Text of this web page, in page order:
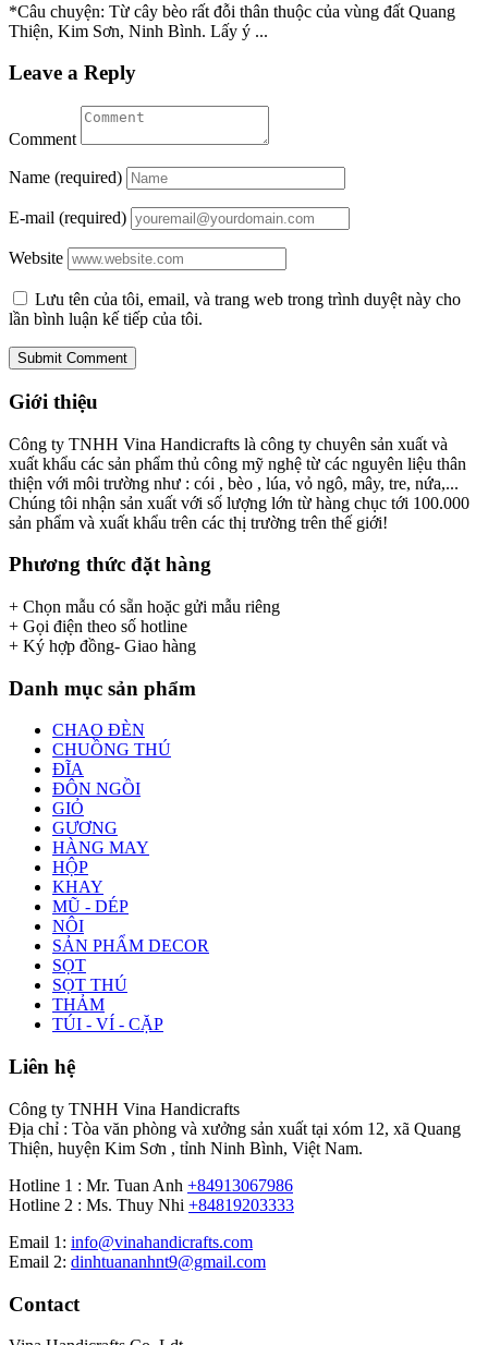
*Câu chuyện: Từ cây bèo rất đỗi thân thuộc của vùng đất Quang
Thiện, Kim Sơn, Ninh Bình. Lấy ý ...
Leave a Reply
Comment
Name (required)
E-mail (required)
Website
Lưu tên của tôi, email, và trang web trong trình duyệt này cho
lần bình luận kế tiếp của tôi.
Giới thiệu
Công ty TNHH Vina Handicrafts là công ty chuyên sản xuất và
xuất khẩu các sản phẩm thủ công mỹ nghệ từ các nguyên liệu thân
thiện với môi trường như : cói , bèo , lúa, vỏ ngô, mây, tre, nứa,...
Chúng tôi nhận sản xuất với số lượng lớn từ hàng chục tới 100.000
sản phẩm và xuất khẩu trên các thị trường trên thế giới!
Phương thức đặt hàng
+ Chọn mẫu có sẵn hoặc gửi mẫu riêng
+ Gọi điện theo số hotline
+ Ký hợp đồng- Giao hàng
Danh mục sản phẩm
CHAO ĐÈN
CHUỒNG THÚ
ĐĨA
ĐÔN NGỒI
GIỎ
GƯƠNG
HÀNG MAY
HỘP
KHAY
MŨ - DÉP
NÔI
SẢN PHẨM DECOR
SỌT
SỌT THÚ
THẢM
TÚI - VÍ - CẶP
Liên hệ
Công ty TNHH Vina Handicrafts
Địa chỉ : Tòa văn phòng và xưởng sản xuất tại xóm 12, xã Quang
Thiện, huyện Kim Sơn , tỉnh Ninh Bình, Việt Nam.
Hotline 1 : Mr. Tuan Anh +84913067986
Hotline 2 : Ms. Thuy Nhi +84819203333
Email 1: info@vinahandicrafts.com
Email 2: dinhtuananhnt9@gmail.com
Contact